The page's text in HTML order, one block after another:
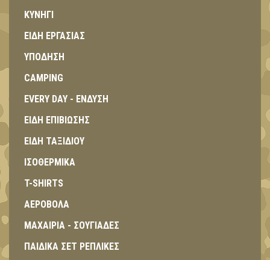
ΚΥΝΗΓΙ
ΕΙΔΗ ΕΡΓΑΣΙΑΣ
ΥΠΟΔΗΣΗ
CAMPING
EVERY DAY - ΕΝΔΥΣΗ
ΕΙΔΗ ΕΠΙΒΙΩΣΗΣ
ΕΙΔΗ ΤΑΞΙΔΙΟΥ
ΙΣΟΘΕΡΜΙΚΑ
T-SHIRTS
ΑΕΡΟΒΟΛΑ
ΜΑΧΑΙΡΙΑ - ΣΟΥΓΙΑΔΕΣ
ΠΑΙΔΙΚΑ ΣΕΤ ΡΕΠΛΙΚΕΣ